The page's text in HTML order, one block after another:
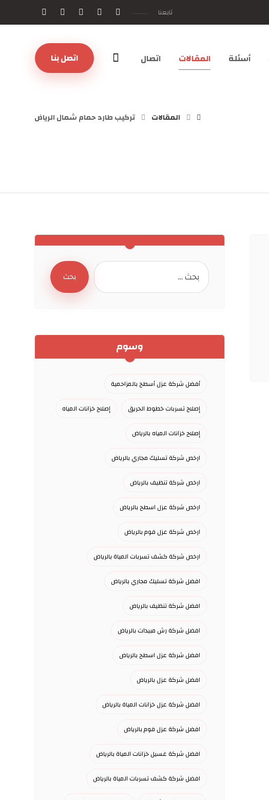
تابعنا
اتصل بنا أسئلة المقالات اتصال
المقالات تركيب طارد حمام شمال الرياض
بحث
وسوم
أفضل شركة عزل أسطح بالمزاحمية
إصلاح تسربات خطوط الحريق إصلاح خزانات المياه
إصلاح خزانات المياه بالرياض
ارخص شركة تسليك مجاري بالرياض
ارخص شركة تنظيف بالرياض
ارخص شركة عزل اسطح بالرياض
ارخص شركة عزل فوم بالرياض
ارخص شركة كشف تسربات المياة بالرياض
افضل شركة تسليك مجاري بالرياض
افضل شركة تنظيف بالرياض
افضل شركة رش مبيدات بالرياض
افضل شركة عزل اسطح بالرياض
افضل شركة عزل بالرياض
افضل شركة عزل خزانات المياة بالرياض
افضل شركة عزل فوم بالرياض
افضل شركة غسيل خزانات المياة بالرياض
افضل شركة كشف تسربات المياة بالرياض